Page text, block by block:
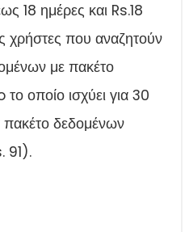
18 ημέρες και Rs.18
χρήστες που αναζητούν
με πακέτο
οποίο ισχύει για 30
δεδομένων
91).